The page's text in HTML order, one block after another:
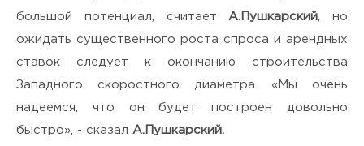
большой потенциал, считает А.Пушкарский , но
ожидать существенного роста спроса и арендных
ставок следует к окончанию строительства
Западного скоростного диаметра. «Мы очень
надеемся, что он будет построен довольно
быстро», - сказал А.Пушкарский.